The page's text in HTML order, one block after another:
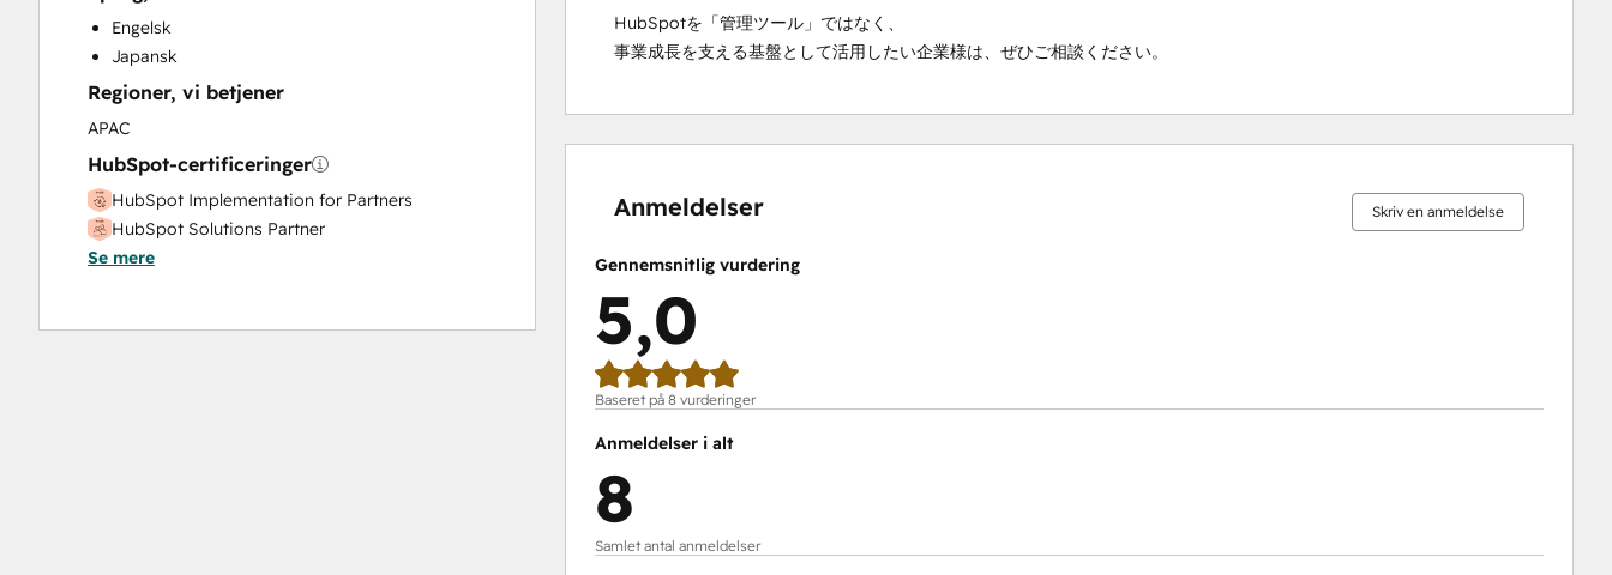
Engelsk
Japansk
Regioner, vi betjener
APAC
HubSpot-certificeringer
HubSpot Implementation for Partners
HubSpot Solutions Partner
Se mere
HubSpotを「管理ツール」ではなく、
事業成長を支える基盤として活用したい企業様は、ぜひご相談ください。
Anmeldelser Skriv en anmeldelse
Gennemsnitlig vurdering
5,0
Baseret på 8 vurderinger
Anmeldelser i alt
8
Samlet antal anmeldelser